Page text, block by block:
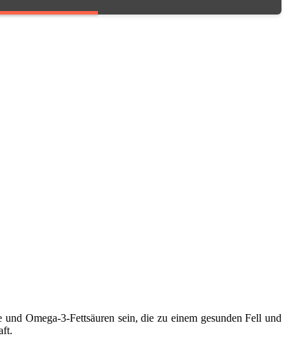
Omega-3-Fettsäuren sein, die zu einem gesunden Fell und